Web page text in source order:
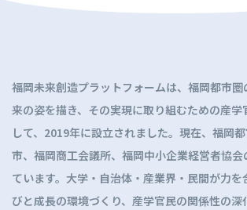
福岡未来創造プラットフォームは、福岡都市
来の姿を描き、その実現に取り組むための産学
して、2019年に設立されました。現在、福岡
市、福岡商工会議所、福岡中小企業経営者協
ています。大学・自治体・産業界・民間が力
びと成長の環境づくり、産学官民の関係性の深